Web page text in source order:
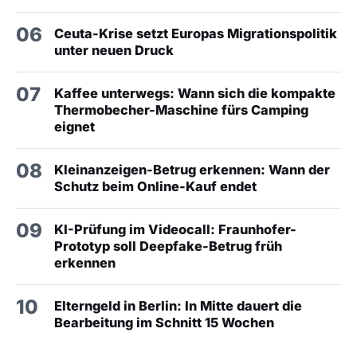
06
Ceuta-Krise setzt Europas Migrationspolitik
unter neuen Druck
07
Kaffee unterwegs: Wann sich die kompakte
Thermobecher-Maschine fürs Camping
eignet
08
Kleinanzeigen-Betrug erkennen: Wann der
Schutz beim Online-Kauf endet
09
KI-Prüfung im Videocall: Fraunhofer-
Prototyp soll Deepfake-Betrug früh
erkennen
10
Elterngeld in Berlin: In Mitte dauert die
Bearbeitung im Schnitt 15 Wochen